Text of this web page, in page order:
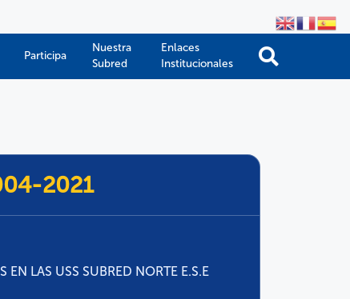
Participa
Nuestra
Subred
Enlaces
Institucionales
2021
LAS USS SUBRED NORTE E.S.E